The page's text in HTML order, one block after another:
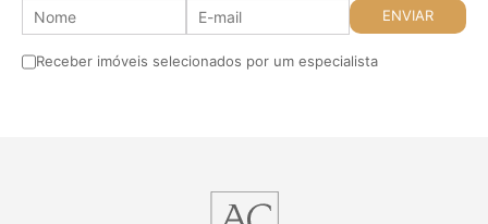
Receber imóveis selecionados por um especialista